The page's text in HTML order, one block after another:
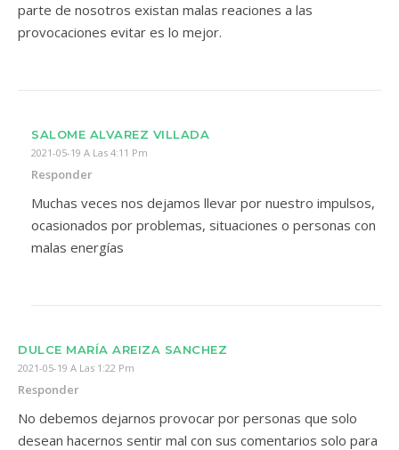
parte de nosotros existan malas reaciones a las
provocaciones evitar es lo mejor.
SALOME ALVAREZ VILLADA
2021-05-19 A Las 4:11 Pm
Responder
Muchas veces nos dejamos llevar por nuestro impulsos,
ocasionados por problemas, situaciones o personas con
malas energías
DULCE MARÍA AREIZA SANCHEZ
2021-05-19 A Las 1:22 Pm
Responder
No debemos dejarnos provocar por personas que solo
desean hacernos sentir mal con sus comentarios solo para